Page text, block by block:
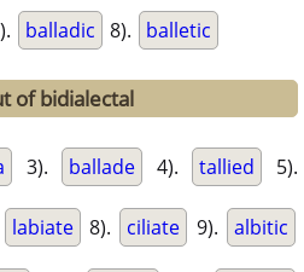
balladic 8). balletic
of bidialectal
3). ballade 4). tallied 5).
labiate 8). ciliate 9). albitic